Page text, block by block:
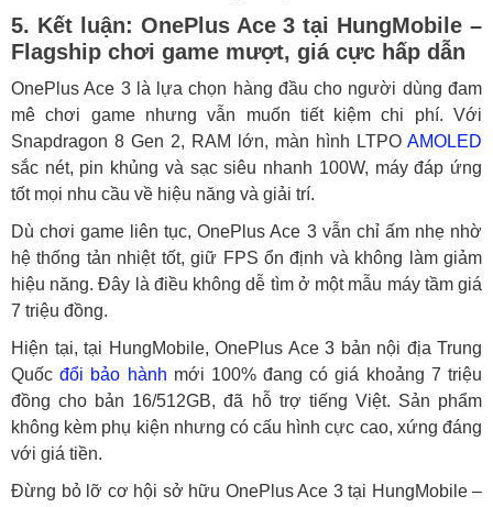
5. Kết luận: OnePlus Ace 3 tại HungMobile –
Flagship chơi game mượt, giá cực hấp dẫn
OnePlus Ace 3 là lựa chọn hàng đầu cho người dùng đam
mê chơi game nhưng vẫn muốn tiết kiệm chi phí. Với
Snapdragon 8 Gen 2, RAM lớn, màn hình LTPO AMOLED
sắc nét, pin khủng và sạc siêu nhanh 100W, máy đáp ứng
tốt mọi nhu cầu về hiệu năng và giải trí.
Dù chơi game liên tục, OnePlus Ace 3 vẫn chỉ ấm nhẹ nhờ
hệ thống tản nhiệt tốt, giữ FPS ổn định và không làm giảm
hiệu năng. Đây là điều không dễ tìm ở một mẫu máy tầm giá
7 triệu đồng.
Hiện tại, tại HungMobile, OnePlus Ace 3 bản nội địa Trung
Quốcđổi bảo hành mới 100% đang có giá khoảng 7 triệu
đồng cho bản 16/512GB, đã hỗ trợ tiếng Việt. Sản phẩm
không kèm phụ kiện nhưng có cấu hình cực cao, xứng đáng
với giá tiền.
Đừng bỏ lỡ cơ hội sở hữu OnePlus Ace 3 tại HungMobile –